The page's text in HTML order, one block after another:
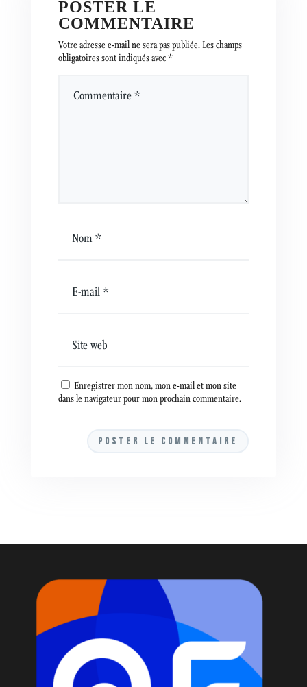
POSTER LE
COMMENTAIRE
Votre adresse e-mail ne sera pas publiée.Les champs
obligatoires sont indiqués avec*
Enregistrer mon nom, mon e-mail et mon site
dans le navigateur pour mon prochain commentaire.